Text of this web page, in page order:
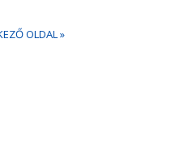
OLDAL »